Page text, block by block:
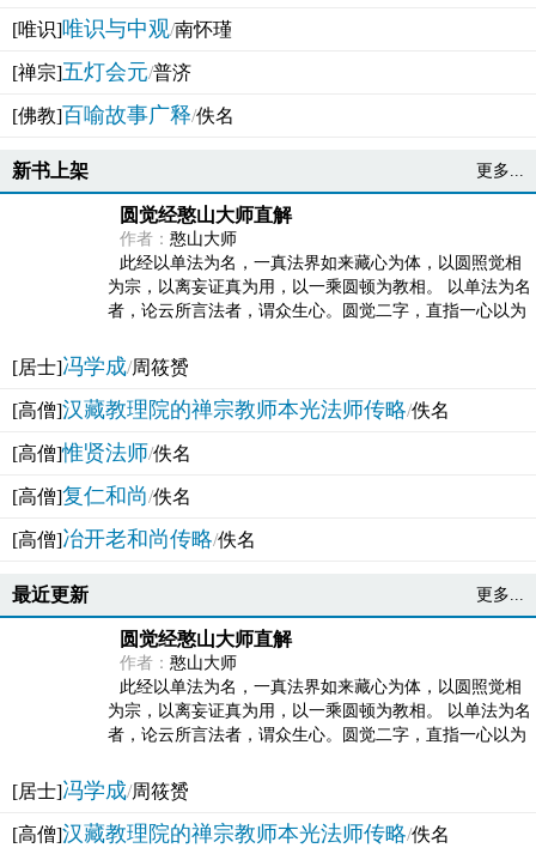
[唯识]唯识与中观/南怀瑾
[禅宗]五灯会元/普济
[佛教]百喻故事广释/佚名
新书上架 更多...
圆觉经憨山大师直解
作者： 憨山大师
此经以单法为名，一真法界如来藏心为体，以圆照觉相
为宗，以离妄证真为用，以一乘圆顿为教相。 以单法为名
者，论云所言法者，谓众生心。圆觉二字，直指一心以为
[居士]冯学成/周筱赟
[高僧]汉藏教理院的禅宗教师本光法师传略/佚名
[高僧]惟贤法师/佚名
[高僧]复仁和尚/佚名
[高僧]冶开老和尚传略/佚名
最近更新 更多...
圆觉经憨山大师直解
作者： 憨山大师
此经以单法为名，一真法界如来藏心为体，以圆照觉相
为宗，以离妄证真为用，以一乘圆顿为教相。 以单法为名
者，论云所言法者，谓众生心。圆觉二字，直指一心以为
[居士]冯学成/周筱赟
[高僧]汉藏教理院的禅宗教师本光法师传略/佚名